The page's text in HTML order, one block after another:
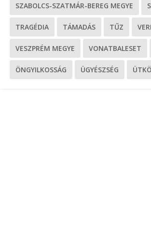
SZABOLCS-SZATMÁR-BEREG MEGYE
TRAGÉDIA TÁMADÁS TŰZ
VESZPRÉM MEGYE VONATBALESET
ÖNGYILKOSSÁG ÜGYÉSZSÉG